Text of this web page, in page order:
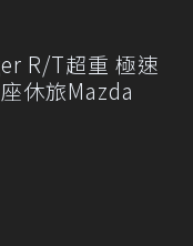
R/T超重 極速
休旅Mazda